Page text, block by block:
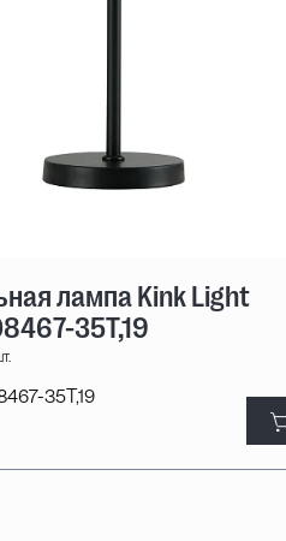
лампа Kink Light
35T,19
35T,19